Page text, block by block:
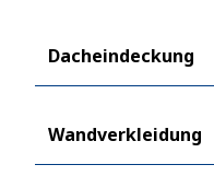
Dacheindeckung
Wandverkleidung